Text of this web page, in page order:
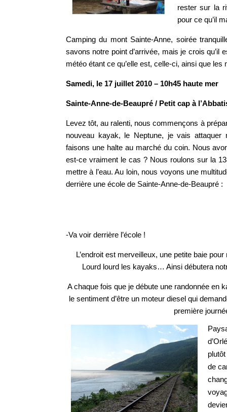
rester sur la
pour ce qu’il
Camping du mont Sainte-Anne, soirée
savons notre point d’arrivée, mais je crois
météo étant ce qu’elle est, celle-ci, ainsi que
Samedi, le 17 juillet 2010 – 10h45 haute mer
Sainte-Anne-de-Beaupré / Petit cap à
Levez tôt, au ralenti, nous commençons à
nouveau kayak, le Neptune, je vais attaquer
faisons une halte au marché du coin. Nous
est-ce vraiment le cas ? Nous roulons sur la
mettre à l’eau. Au loin, nous voyons une
derrière une école de Sainte-Anne-de-Beaupré :
-Va voir derrière l’école !
L’endroit est merveilleux, une petite baie
Lourd lourd les kayaks… Ainsi débutera
A chaque fois que je débute une randonnée en
le sentiment d’être un moteur diesel qui
première
de